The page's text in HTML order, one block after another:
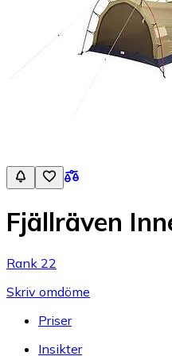
Fjällräven
Rank 22
Skriv omdöme
Priser
Insikter